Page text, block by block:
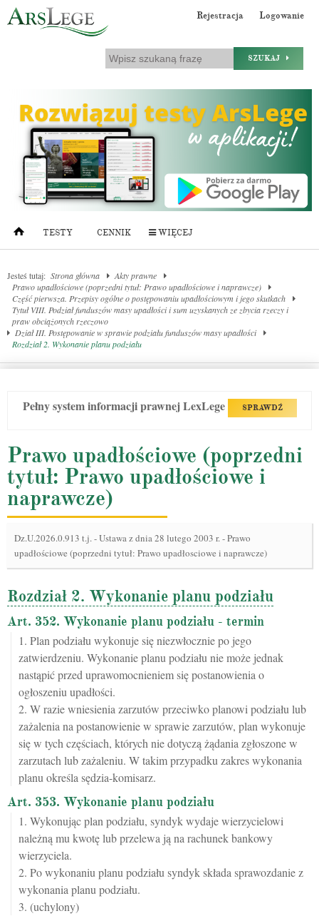
Rejestracja Logowanie
SZUKAJ
TESTY CENNIK WIĘCEJ
Jesteś tutaj: Strona główna
Akty prawne
Prawo upadłościowe (poprzedni tytuł: Prawo upadłościowe i naprawcze)
Część pierwsza. Przepisy ogólne o postępowaniu upadłościowym i jego skutkach
Tytuł VIII. Podział funduszów masy upadłości i sum uzyskanych ze zbycia rzeczy i
praw obciążonych rzeczowo
Dział III. Postępowanie w sprawie podziału funduszów masy upadłości
Rozdział 2. Wykonanie planu podziału
Pełny system informacji prawnej LexLege SPRAWDŹ
Prawo upadłościowe (poprzedni
tytuł: Prawo upadłościowe i
naprawcze)
Dz.U.2026.0.913 t.j.-Ustawa z dnia 28 lutego 2003 r. - Prawo
upadłościowe (poprzedni tytuł: Prawo upadłosciowe i naprawcze)
Rozdział 2. Wykonanie planu podziału
Art. 352. Wykonanie planu podziału - termin
1. Plan podziału wykonuje się niezwłocznie po jego
zatwierdzeniu. Wykonanie planu podziału nie może jednak
nastąpić przed uprawomocnieniem się postanowienia o
ogłoszeniu upadłości.
2. W razie wniesienia zarzutów przeciwko planowi podziału lub
zażalenia na postanowienie w sprawie zarzutów, plan wykonuje
się w tych częściach, których nie dotyczą żądania zgłoszone w
zarzutach lub zażaleniu. W takim przypadku zakres wykonania
planu określa sędzia-komisarz.
Art. 353. Wykonanie planu podziału
1. Wykonując plan podziału, syndyk wydaje wierzycielowi
należną mu kwotę lub przelewa ją na rachunek bankowy
wierzyciela.
2. Po wykonaniu planu podziału syndyk składa sprawozdanie z
wykonania planu podziału.
3. (uchylony)